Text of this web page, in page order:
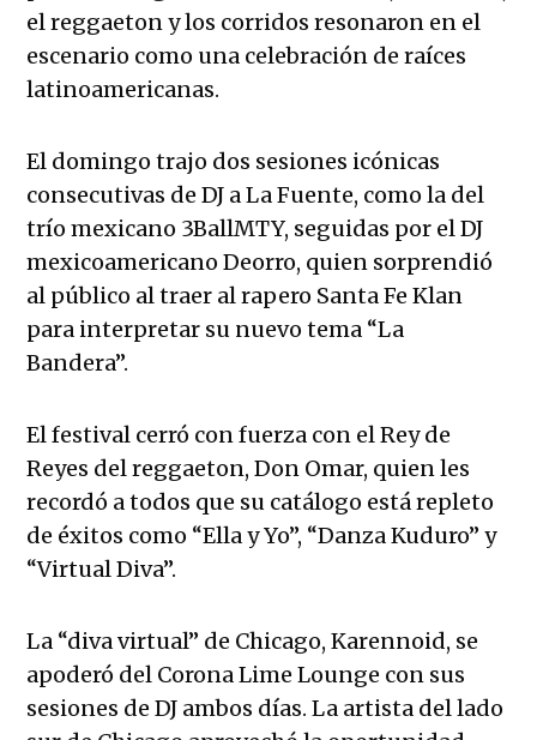
el reggaeton y los corridos resonaron en el
escenario como una celebración de raíces
latinoamericanas.
El domingo trajo dos sesiones icónicas
consecutivas de DJ a La Fuente, como la del
trío mexicano 3BallMTY, seguidas por el DJ
mexicoamericano Deorro, quien sorprendió
al público al traer al rapero Santa Fe Klan
para interpretar su nuevo tema “La
Bandera”.
El festival cerró con fuerza con el Rey de
Reyes del reggaeton, Don Omar, quien les
recordó a todos que su catálogo está repleto
de éxitos como “Ella y Yo”, “Danza Kuduro” y
“Virtual Diva”.
La “diva virtual” de Chicago, Karennoid, se
apoderó del Corona Lime Lounge con sus
sesiones de DJ ambos días. La artista del lado